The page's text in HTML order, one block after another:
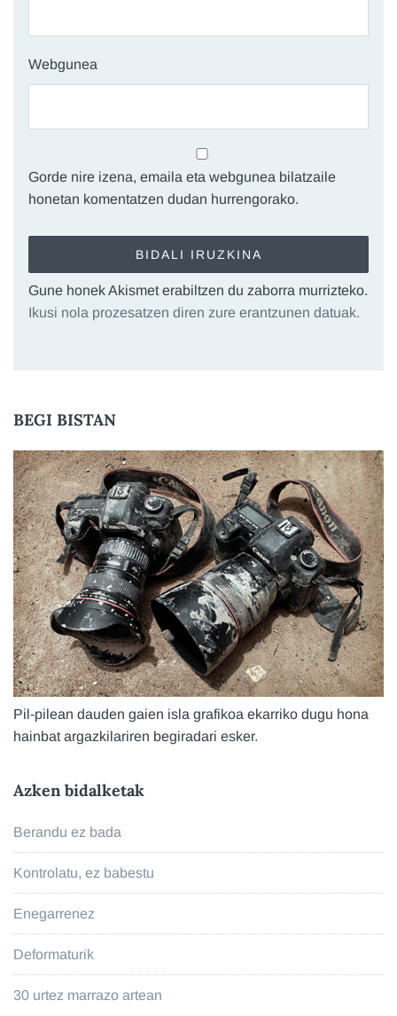
Webgunea
Gorde nire izena, emaila eta webgunea bilatzaile
honetan komentatzen dudan hurrengorako.
Gune honek Akismet erabiltzen du zaborra murrizteko.
Ikusi nola prozesatzen diren zure erantzunen datuak.
BEGI BISTAN
Pil-pilean dauden gaien isla grafikoa ekarriko dugu hona
hainbat argazkilariren begiradari esker.
Azken bidalketak
Berandu ez bada
Kontrolatu, ez babestu
Enegarrenez
Deformaturik
30 urtez marrazo artean